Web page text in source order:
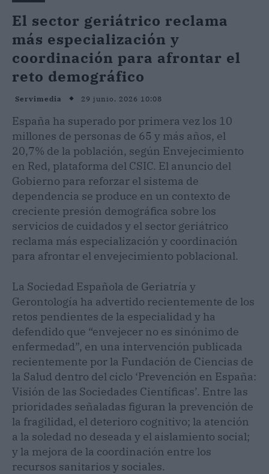
El sector geriátrico reclama
más especialización y
coordinación para afrontar el
reto demográfico
Servimedia 29 junio, 2026 10:08
España ha superado por primera vez los 10
millones de personas de 65 y más años, el
20,7% de la población, según Envejecimiento
en Red, plataforma del CSIC. El anuncio del
Gobierno para reforzar el sistema de
dependencia se produce en un contexto de
creciente presión demográfica sobre los
servicios de cuidados y el sector geriátrico
reclama más especialización y coordinación
para afrontar el envejecimiento poblacional.
La Sociedad Española de Geriatría y
Gerontología ha advertido recientemente de los
retos pendientes de la especialidad y ha
defendido que “envejecer no es sinónimo de
enfermedad”, en una intervención publicada
recientemente por la Fundación de Ciencias de
la Salud dentro del ciclo ‘Prevención en España:
Visión de las Sociedades Científicas’. Entre las
prioridades señaladas figuran la prevención de
la fragilidad, el deterioro cognitivo; la atención
a la soledad no deseada y el aislamiento social;
y la mejora de la coordinación entre los
recursos sanitarios y sociales.